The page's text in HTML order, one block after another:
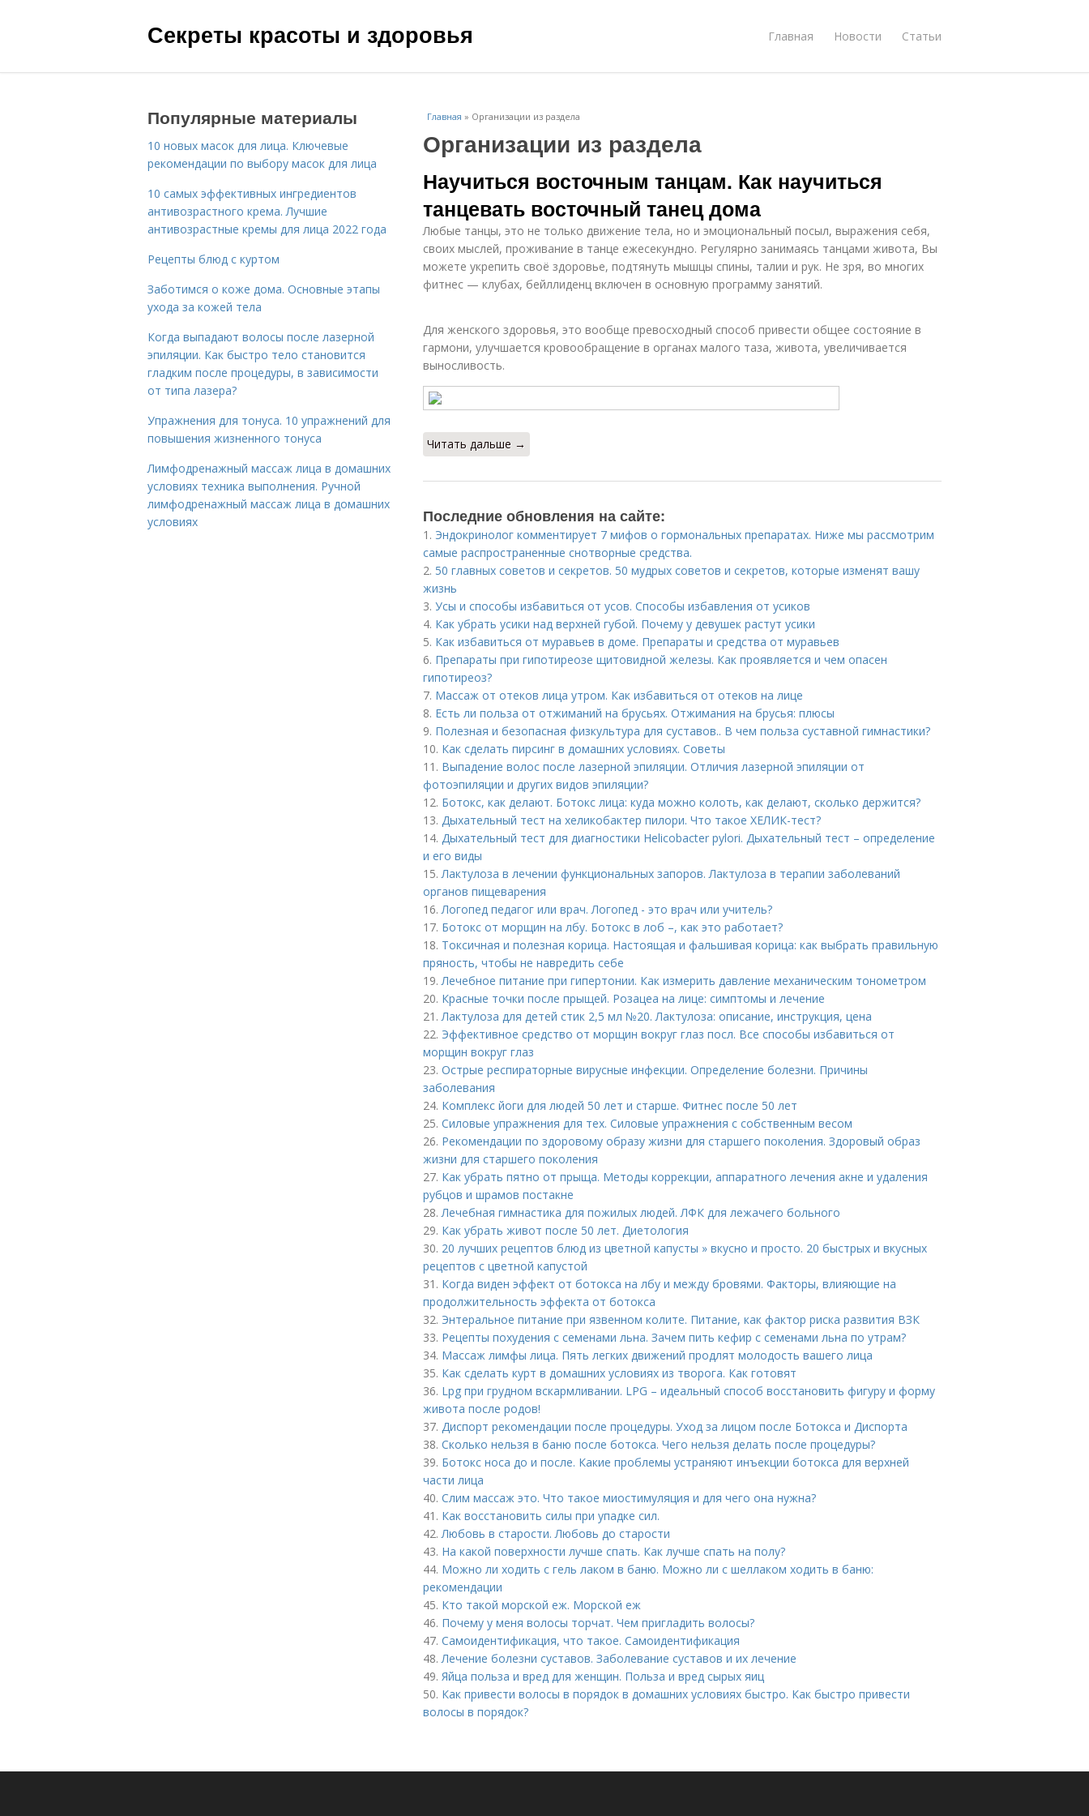
Секреты красоты и здоровья Главная Новости Статьи
Главная » Организации из раздела
Организации из раздела
Научиться восточным танцам. Как научиться
танцевать восточный танец дома
Любые танцы, это не только движение тела, но и эмоциональный посыл, выражения себя,
своих мыслей, проживание в танце ежесекундно. Регулярно занимаясь танцами живота, Вы
можете укрепить своё здоровье, подтянуть мышцы спины, талии и рук. Не зря, во многих
фитнес — клубах, бейллиденц включен в основную программу занятий.
Для женского здоровья, это вообще превосходный способ привести общее состояние в
гармони, улучшается кровообращение в органах малого таза, живота, увеличивается
выносливость.
Читать дальше →
Последние обновления на сайте:
1. Эндокринолог комментирует 7 мифов о гормональных препаратах. Ниже мы рассмотрим
самые распространенные снотворные средства.
2. 50 главных советов и секретов. 50 мудрых советов и секретов, которые изменят вашу
жизнь
3. Усы и способы избавиться от усов. Способы избавления от усиков
4. Как убрать усики над верхней губой. Почему у девушек растут усики
5. Как избавиться от муравьев в доме. Препараты и средства от муравьев
6. Препараты при гипотиреозе щитовидной железы. Как проявляется и чем опасен
гипотиреоз?
7. Массаж от отеков лица утром. Как избавиться от отеков на лице
8. Есть ли польза от отжиманий на брусьях. Отжимания на брусья: плюсы
9. Полезная и безопасная физкультура для суставов.. В чем польза суставной гимнастики?
10. Как сделать пирсинг в домашних условиях. Советы
11. Выпадение волос после лазерной эпиляции. Отличия лазерной эпиляции от
фотоэпиляции и других видов эпиляции?
12. Ботокс, как делают. Ботокс лица: куда можно колоть, как делают, сколько держится?
13. Дыхательный тест на хеликобактер пилори. Что такое ХЕЛИК-тест?
14. Дыхательный тест для диагностики Helicobacter pylori. Дыхательный тест – определение
и его виды
15.Лактулоза в лечении функциональных запоров. Лактулоза в терапии заболеваний
органов пищеварения
16.Логопед педагог или врач. Логопед - это врач или учитель?
17. Ботокс от морщин на лбу. Ботокс в лоб –, как это работает?
18. Токсичная и полезная корица. Настоящая и фальшивая корица: как выбрать правильную
пряность, чтобы не навредить себе
19.Лечебное питание при гипертонии. Как измерить давление механическим тонометром
20. Красные точки после прыщей. Розацеа на лице: симптомы и лечение
21.Лактулоза для детей стик 2,5 мл №20. Лактулоза: описание, инструкция, цена
22. Эффективное средство от морщин вокруг глаз посл. Все способы избавиться от
морщин вокруг глаз
23. Острые респираторные вирусные инфекции. Определение болезни. Причины
заболевания
24. Комплекс йоги для людей 50 лет и старше. Фитнес после 50 лет
25. Силовые упражнения для тех. Силовые упражнения с собственным весом
26. Рекомендации по здоровому образу жизни для старшего поколения. Здоровый образ
жизни для старшего поколения
27. Как убрать пятно от прыща. Методы коррекции, аппаратного лечения акне и удаления
рубцов и шрамов постакне
28.Лечебная гимнастика для пожилых людей. ЛФК для лежачего больного
29. Как убрать живот после 50 лет. Диетология
30. 20 лучших рецептов блюд из цветной капусты » вкусно и просто. 20 быстрых и вкусных
рецептов с цветной капустой
31. Когда виден эффект от ботокса на лбу и между бровями. Факторы, влияющие на
продолжительность эффекта от ботокса
32. Энтеральное питание при язвенном колите. Питание, как фактор риска развития ВЗК
33. Рецепты похудения с семенами льна. Зачем пить кефир с семенами льна по утрам?
34. Массаж лимфы лица. Пять легких движений продлят молодость вашего лица
35. Как сделать курт в домашних условиях из творога. Как готовят
36. Lpg при грудном вскармливании. LPG – идеальный способ восстановить фигуру и форму
живота после родов!
37. Диспорт рекомендации после процедуры. Уход за лицом после Ботокса и Диспорта
38. Сколько нельзя в баню после ботокса. Чего нельзя делать после процедуры?
39. Ботокс носа до и после. Какие проблемы устраняют инъекции ботокса для верхней
части лица
40. Слим массаж это. Что такое миостимуляция и для чего она нужна?
41. Как восстановить силы при упадке сил.
42.Любовь в старости. Любовь до старости
43. На какой поверхности лучше спать. Как лучше спать на полу?
44. Можно ли ходить с гель лаком в баню. Можно ли с шеллаком ходить в баню:
рекомендации
45. Кто такой морской еж. Морской еж
46. Почему у меня волосы торчат. Чем пригладить волосы?
47. Самоидентификация, что такое. Самоидентификация
48.Лечение болезни суставов. Заболевание суставов и их лечение
49. Яйца польза и вред для женщин. Польза и вред сырых яиц
50. Как привести волосы в порядок в домашних условиях быстро. Как быстро привести
волосы в порядок?
Популярные материалы
10 новых масок для лица. Ключевые
рекомендации по выбору масок для лица
10 самых эффективных ингредиентов
антивозрастного крема. Лучшие
антивозрастные кремы для лица 2022 года
Рецепты блюд с куртом
Заботимся о коже дома. Основные этапы
ухода за кожей тела
Когда выпадают волосы после лазерной
эпиляции. Как быстро тело становится
гладким после процедуры, в зависимости
от типа лазера?
Упражнения для тонуса. 10 упражнений для
повышения жизненного тонуса
Лимфодренажный массаж лица в домашних
условиях техника выполнения. Ручной
лимфодренажный массаж лица в домашних
условиях